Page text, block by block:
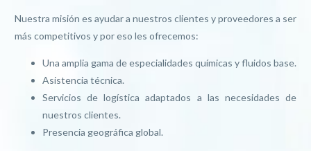
Nuestra misión es ayudar a nuestros clientes y proveedores a ser
más competitivos y por eso les ofrecemos:
Una amplia gama de especialidades químicas y fluidos base.
Asistencia técnica.
Servicios de logística adaptados a las necesidades de
nuestros clientes.
Presencia geográfica global.